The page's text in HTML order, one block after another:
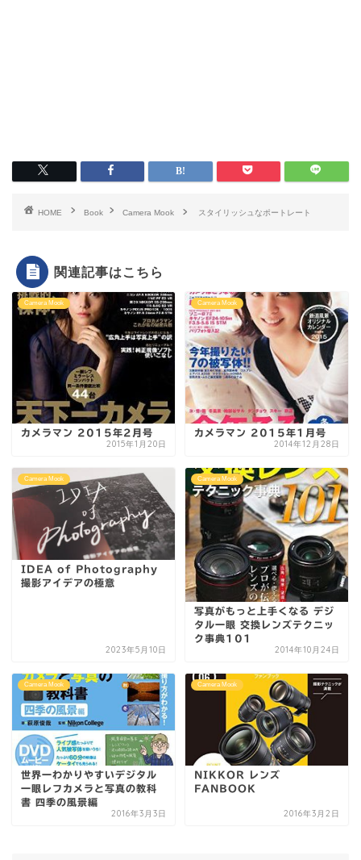
HOME Book Camera Mook スタイリッシュなポートレート
関連記事はこちら
Camera Mook
カメラマン 2015年2月号
2015年1月20日
Camera Mook
カメラマン 2015年1月号
2014年12月28日
Camera Mook
IDEA of Photography
撮影アイデアの極意
2023年5月10日
Camera Mook
写真がもっと上手くなる デジ
タル一眼 交換レンズテクニッ
ク事典101
2014年10月24日
Camera Mook
世界一わかりやすいデジタル
一眼レフカメラと写真の教科
書 四季の風景編
2016年3月3日
Camera Mook
NIKKOR レンズ
FANBOOK
2016年3月2日